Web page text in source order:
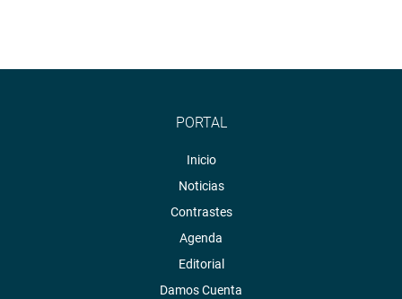
PORTAL
Inicio
Noticias
Contrastes
Agenda
Editorial
Damos Cuenta